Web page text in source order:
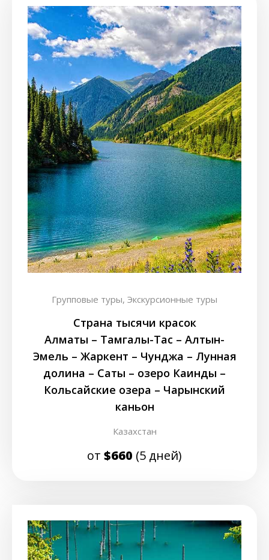
Групповые туры, Экскурсионные туры
Страна тысячи красок
Алматы – Тамгалы-Таc – Алтын-
Эмель – Жаркент – Чунджа – Лунная
долина – Саты – озеро Каинды –
Кольсайские озера – Чарынский
каньон
Казахстан
от $660 (5 дней)